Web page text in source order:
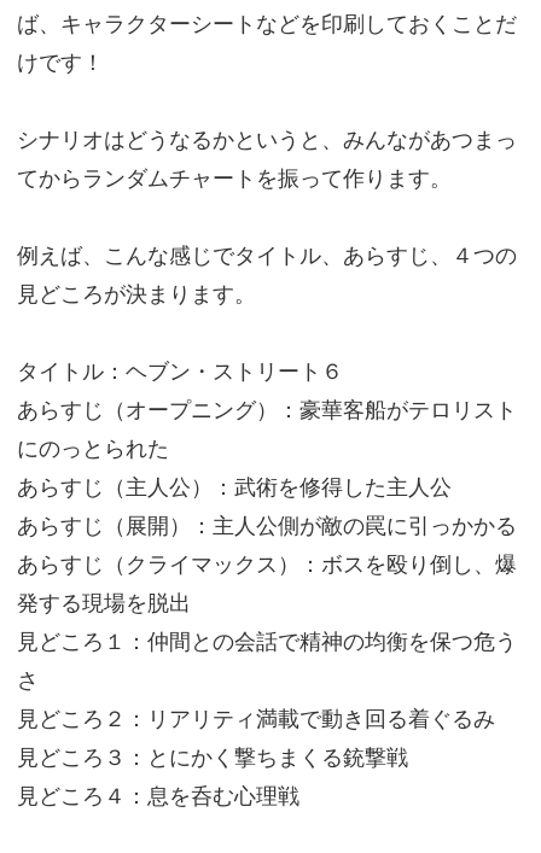
ば、キャラクターシートなどを印刷しておくことだ
けです！
シナリオはどうなるかというと、みんながあつまっ
てからランダムチャートを振って作ります。
例えば、こんな感じでタイトル、あらすじ、４つの
見どころが決まります。
タイトル：ヘブン・ストリート６
あらすじ（オープニング）：豪華客船がテロリスト
にのっとられた
あらすじ（主人公）：武術を修得した主人公
あらすじ（展開）：主人公側が敵の罠に引っかかる
あらすじ（クライマックス）：ボスを殴り倒し、爆
発する現場を脱出
見どころ１：仲間との会話で精神の均衡を保つ危う
さ
見どころ２：リアリティ満載で動き回る着ぐるみ
見どころ３：とにかく撃ちまくる銃撃戦
見どころ４：息を呑む心理戦